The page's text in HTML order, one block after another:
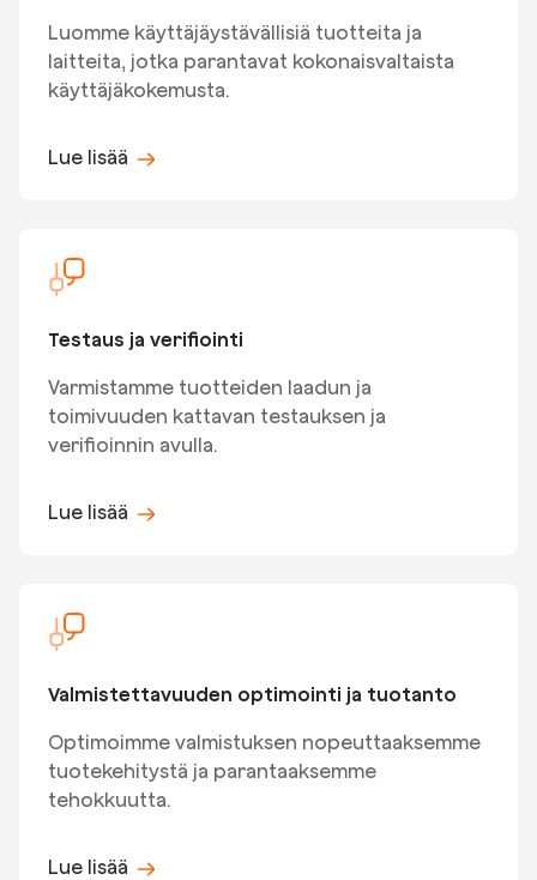
Luomme käyttäjäystävällisiä tuotteita ja
laitteita, jotka parantavat kokonaisvaltaista
käyttäjäkokemusta.
Lue lisää
Testaus ja verifiointi
Varmistamme tuotteiden laadun ja
toimivuuden kattavan testauksen ja
verifioinnin avulla.
Lue lisää
Valmistettavuuden optimointi ja tuotanto
Optimoimme valmistuksen nopeuttaaksemme
tuotekehitystä ja parantaaksemme
tehokkuutta.
Lue lisää